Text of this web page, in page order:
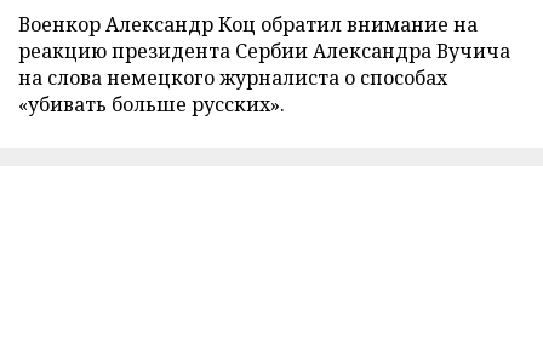
Военкор Александр Коц обратил внимание на
реакцию президента Сербии Александра Вучича
на слова немецкого журналиста о способах
«убивать больше русских».